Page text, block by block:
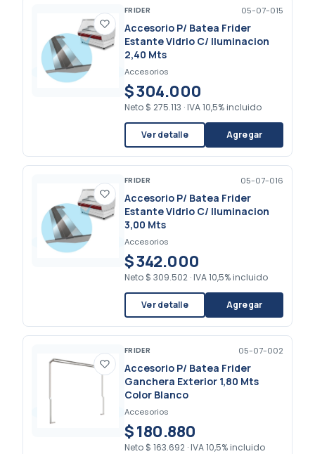
FRIDER 05-07-015
Accesorio P/ Batea Frider
Estante Vidrio C/ Iluminacion
2,40 Mts
Accesorios
$ 304.000
Neto $ 275.113 · IVA 10,5% incluido
Ver detalle Agregar
FRIDER 05-07-016
Accesorio P/ Batea Frider
Estante Vidrio C/ Iluminacion
3,00 Mts
Accesorios
$ 342.000
Neto $ 309.502 · IVA 10,5% incluido
Ver detalle Agregar
FRIDER 05-07-002
Accesorio P/ Batea Frider
Ganchera Exterior 1,80 Mts
Color Blanco
Accesorios
$ 180.880
Neto $ 163.692 · IVA 10,5% incluido